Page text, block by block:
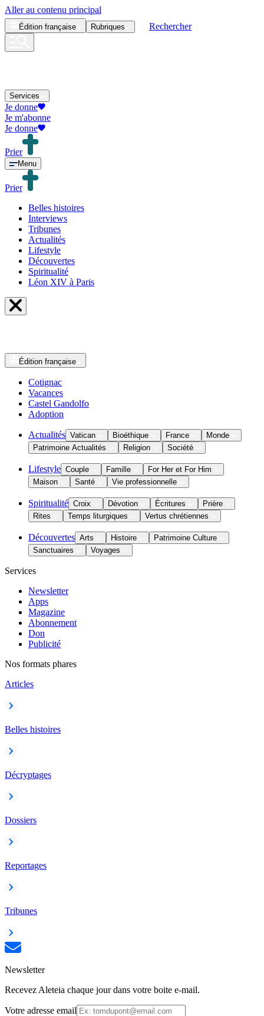
Aller au contenu principal
Édition française Rubriques Rechercher
Services
Je donne
Je m'abonne
Je donne
Prier
Menu
Prier
Belles histoires
Interviews
Tribunes
Actualités
Lifestyle
Découvertes
Spiritualité
Léon XIV à Paris
Édition française
Cotignac
Vacances
Castel Gandolfo
Adoption
Actualités Vatican Bioéthique France
Monde
Patrimoine Actualités
Religion Société
Lifestyle Couple Famille
For Her et For Him
Maison
Santé Vie professionnelle
Spiritualité Croix Dévotion Écritures
Prière
Rites
Temps liturgiques Vertus chrétiennes
Découvertes Arts Histoire
Patrimoine Culture
Sanctuaires
Voyages
Services
Newsletter
Apps
Magazine
Abonnement
Don
Publicité
Nos formats phares
Articles
Belles histoires
Décryptages
Dossiers
Reportages
Tribunes
Newsletter
Recevez Aleteia chaque jour dans votre boite e-mail.
Votre adresse email